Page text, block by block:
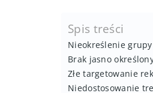
Spis treści